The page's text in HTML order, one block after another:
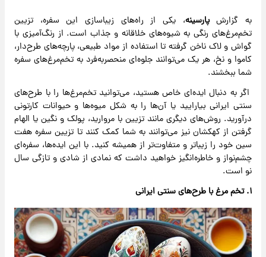
به گزارشپارسینه، یکی از راه‌های زیباسازی این سفره، تزیین
تخم‌مرغ‌های رنگی به شیوه‌های خلاقانه و جذاب است. از رنگ‌آمیزی با
گواش و لاک ناخن گرفته تا استفاده از مواد طبیعی، پارچه‌های طرح‌دار،
کاموا و نخ، هر یک می‌توانند جلوه‌ای منحصربه‌فرد به تخم‌مرغ‌های سفره
شما ببخشند.
اگر به دنبال ایده‌ای خاص هستید، می‌توانید تخم‌مرغ‌ها را با طرح‌های
سنتی ایرانی بیارایید یا آن‌ها را به شکل میوه‌ها و حیوانات کارتونی
درآورید. روش‌های دیگری مانند تزیین با مروارید، پولک و نگین یا الهام
گرفتن از کهکشان نیز می‌توانند به شما کمک کنند تا تزیین سفره هفت
سین خود را زیباتر و متفاوت‌تر از همیشه کنید. با این ایده‌ها، سفره‌ای
چشم‌نواز و خاطره‌انگیز خواهید داشت که نمادی از شادی و تازگی سال
نو است.
۱. تخم ‌مرغ با طرح‌های سنتی ایرانی